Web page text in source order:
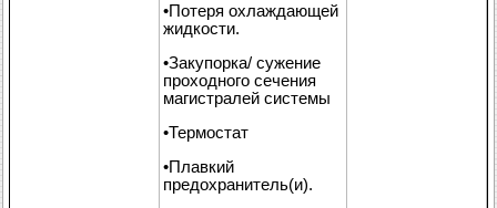
•Потеря охлаждающей
жидкости.
•Закупорка/ сужение
проходного сечения
магистралей системы
•Термостат
•Плавкий
предохранитель(и).